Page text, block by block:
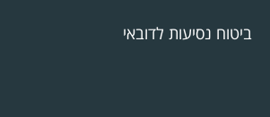
ביטוח נסיעות לדובאי